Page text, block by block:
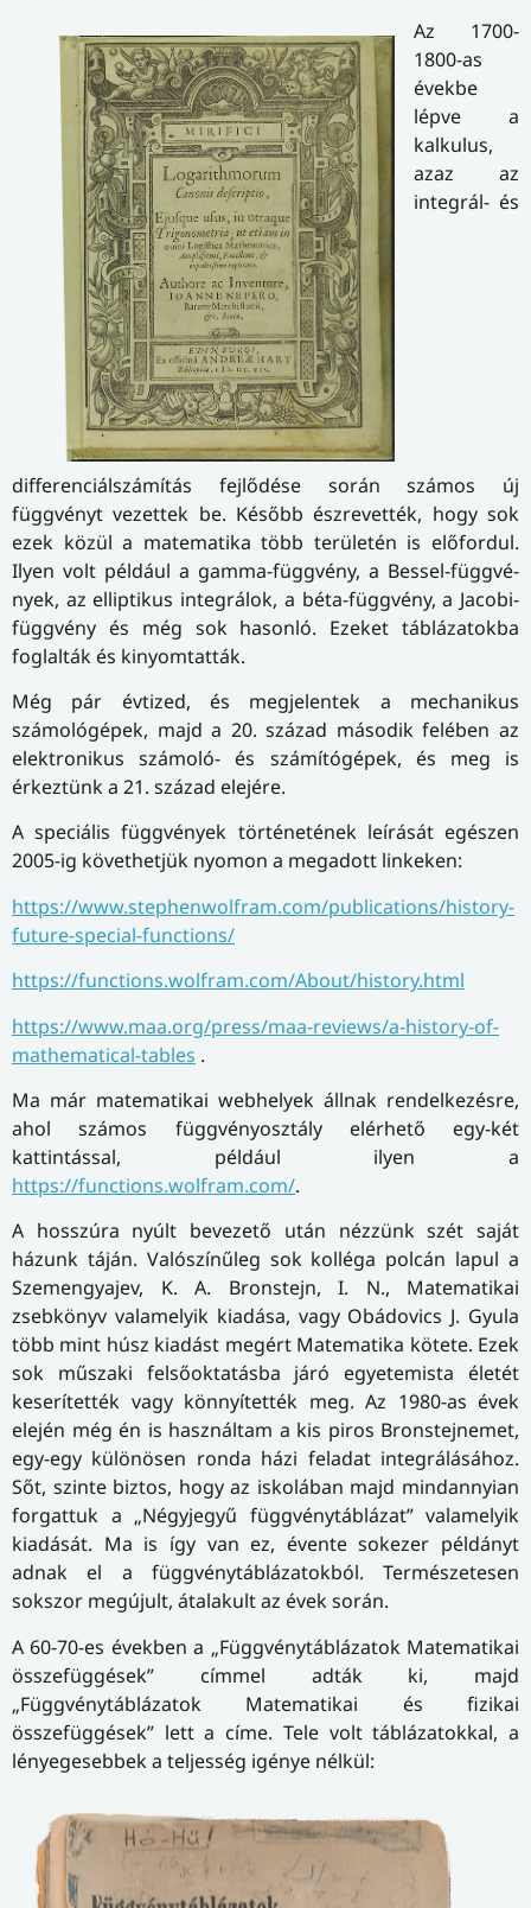
Az 1700-
1800-as
évekbe
lépve a
kalkulus,
azaz az
integrál- és
differenciálszámítás fejlődése során számos új
függvényt vezettek be. Később észrevették, hogy sok
ezek közül a matematika több területén is előfordul.
Ilyen volt például a gamma-függvény, a Bessel-függ­vé­
nyek, az elliptikus integrálok, a béta-függvény, a Jacobi-
függvény és még sok hasonló. Ezeket táblázatokba
foglalták és kinyomtatták.
Még pár évtized, és megjelentek a mechanikus
számológépek, majd a 20. század második felében az
elektronikus számoló- és számítógépek, és meg is
érkeztünk a 21. század elejére.
A speciális függvények történetének leírását egészen
2005-ig követhetjük nyomon a megadott linkeken:
https://www.stephenwolfram.com/publications/history-
future-special-functions/
https://functions.wolfram.com/About/history.html
https://www.maa.org/press/maa-reviews/a-history-of-
mathematical-tables .
Ma már matematikai webhelyek állnak rendelkezésre,
ahol számos függvényosztály elérhető egy-két
kattintással, például ilyen a
https://functions.wolfram.com/.
A hosszúra nyúlt bevezető után nézzünk szét saját
házunk táján. Valószínűleg sok kolléga polcán lapul a
Szemengyajev, K. A. Bronstejn, I. N., Matematikai
zsebkönyv valamelyik kiadása, vagy Obádovics J. Gyula
több mint húsz kiadást megért Matematika kötete. Ezek
sok műszaki felsőoktatásba járó egyetemista életét
keserítették vagy könnyítették meg. Az 1980-as évek
elején még én is használtam a kis piros Bronstejnemet,
egy-egy különösen ronda házi feladat integrálásához.
Sőt, szinte biztos, hogy az iskolában majd mindannyian
forgattuk a „Négyjegyű függvénytáblázat” valamelyik
kiadását. Ma is így van ez, évente sokezer példányt
adnak el a függvénytáblázatokból. Természetesen
sokszor megújult, átalakult az évek során.
A 60-70-es években a „Függvénytáblázatok Matematikai
összefüggések” címmel adták ki, majd
„Függvénytáblázatok Matematikai és fizikai
összefüggések” lett a címe. Tele volt táblázatokkal, a
lényegesebbek a teljesség igénye nélkül: